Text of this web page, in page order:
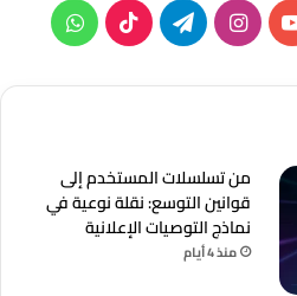
‫YouTubeانستقرامتيلقرام‫TikTok
من تسلسلات المستخدم إلى
قوانين التوسع: نقلة نوعية في
نماذج التوصيات الإعلانية
منذ 4 أيام